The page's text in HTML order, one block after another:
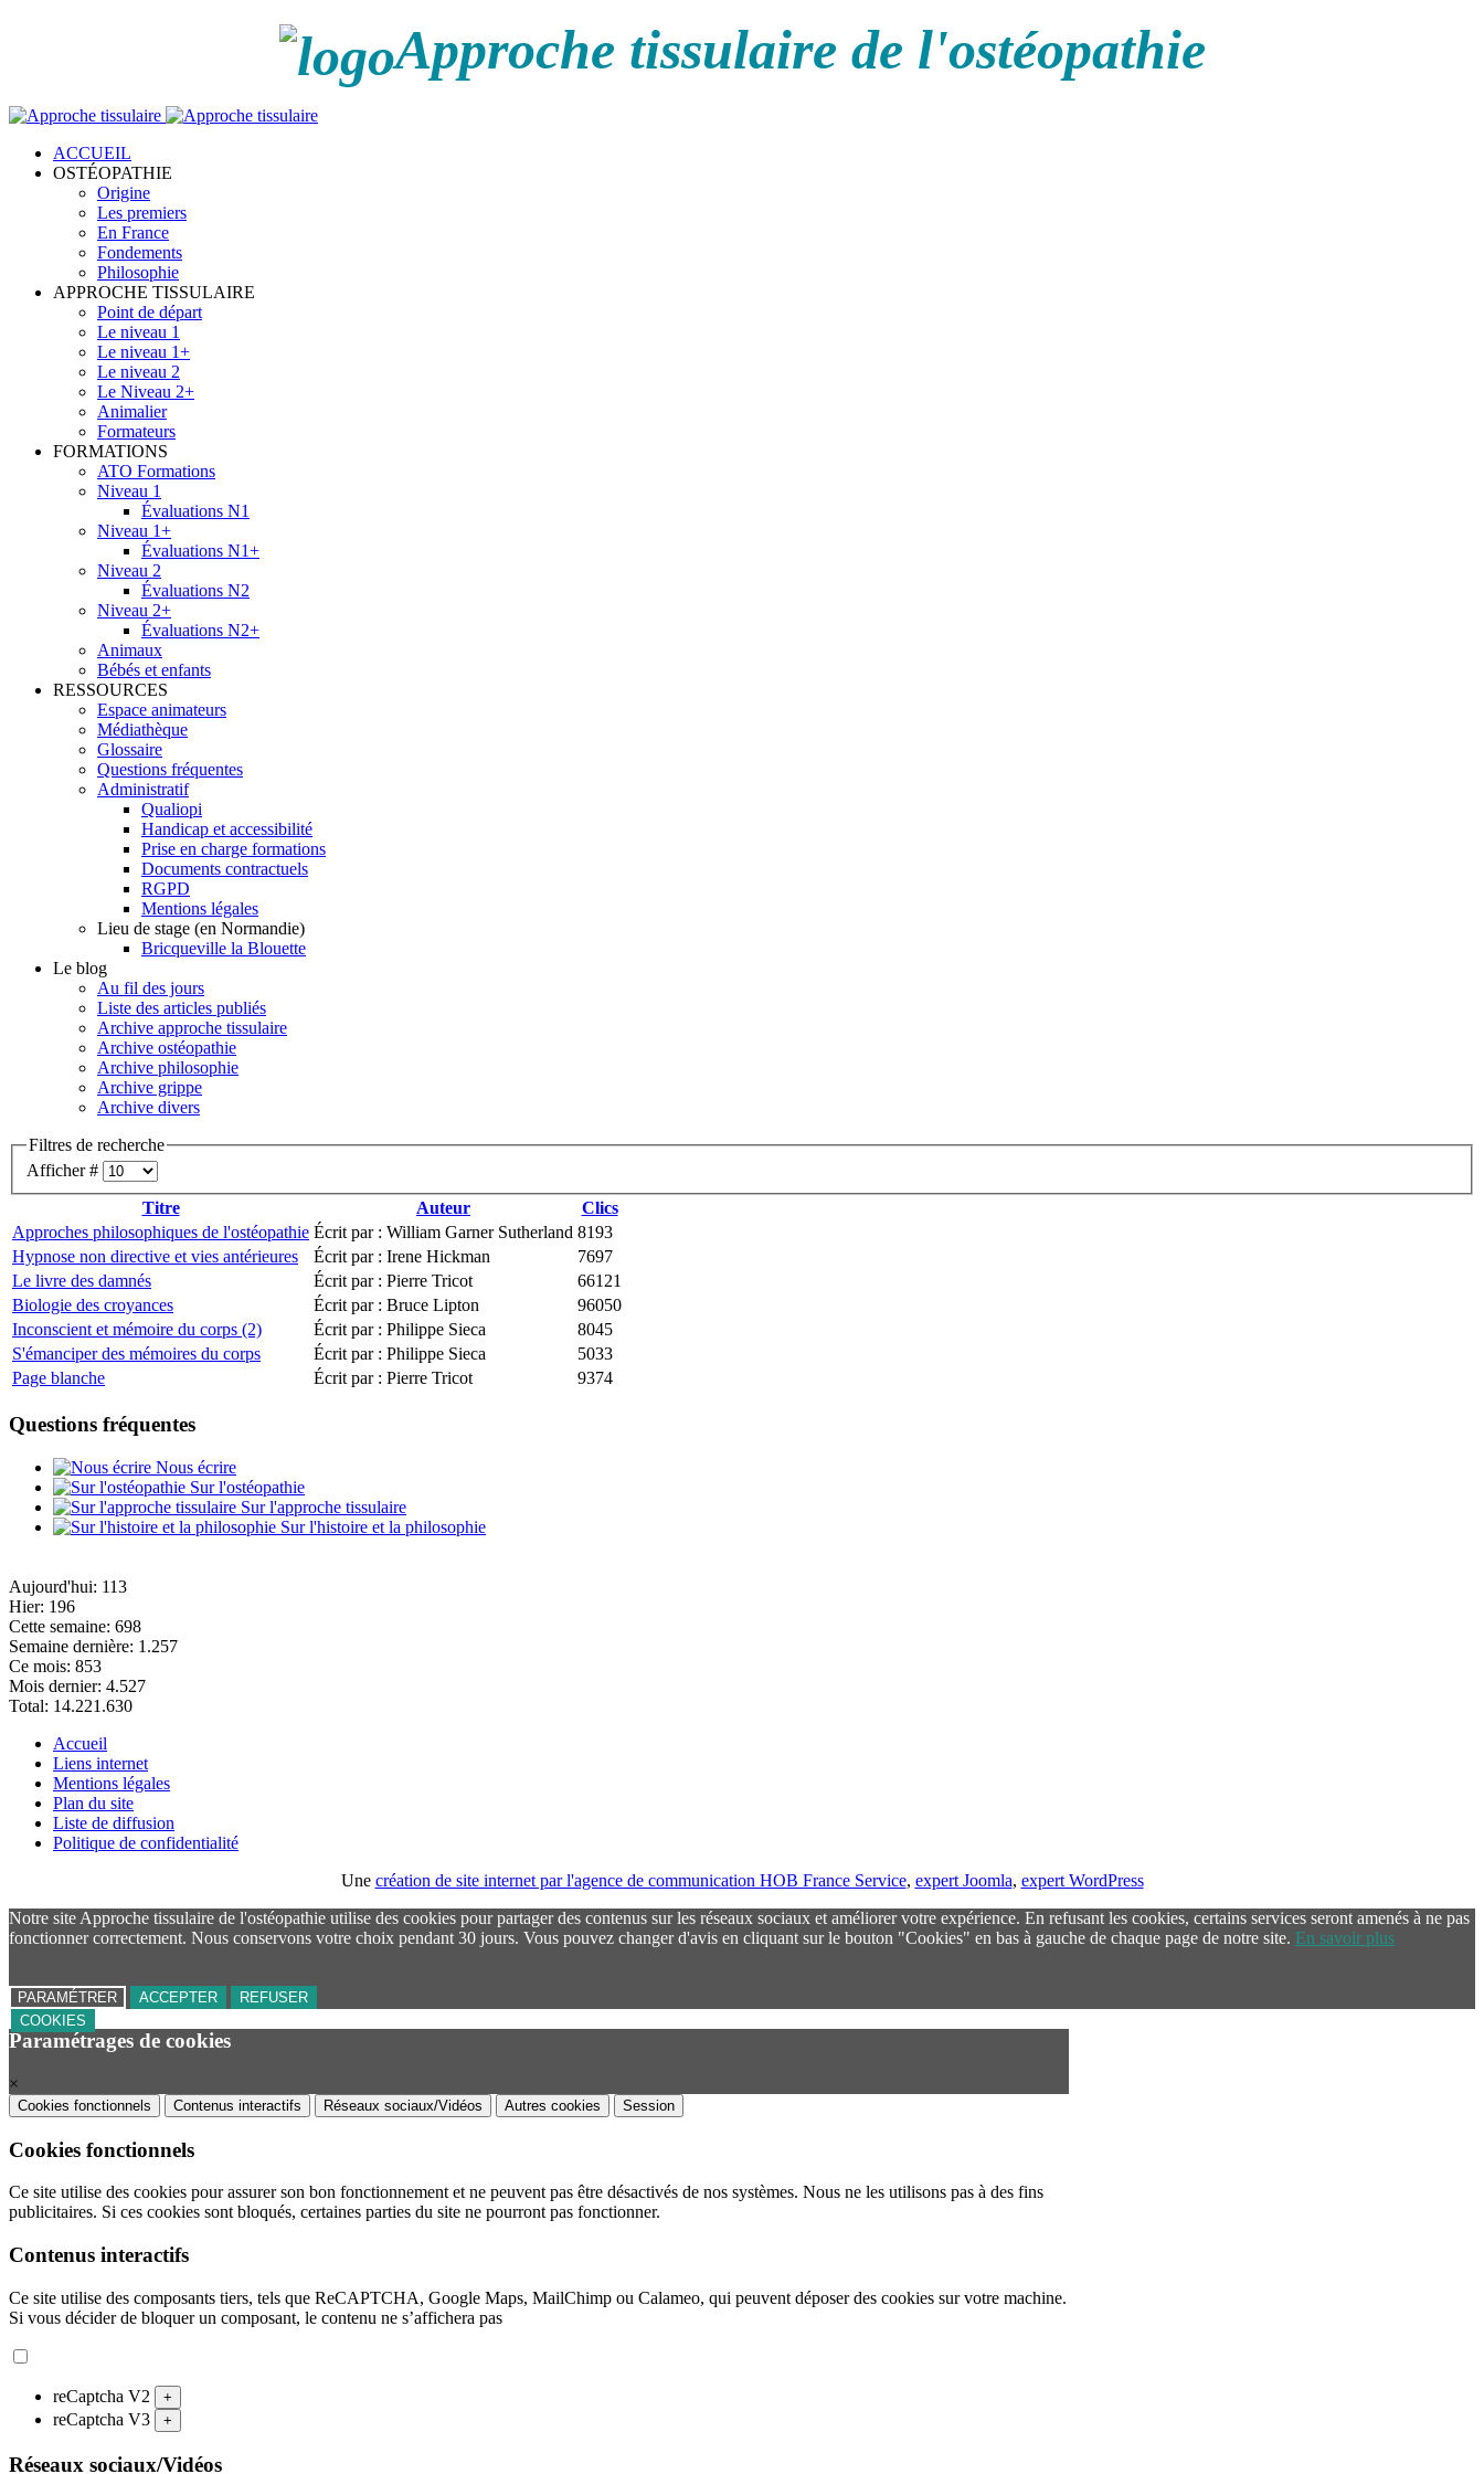
Approche tissulaire de l'ostéopathie
ACCUEIL
OSTÉOPATHIE
Origine
Les premiers
En France
Fondements
Philosophie
APPROCHE TISSULAIRE
Point de départ
Le niveau 1
Le niveau 1+
Le niveau 2
Le Niveau 2+
Animalier
Formateurs
FORMATIONS
ATO Formations
Niveau 1
Évaluations N1
Niveau 1+
Évaluations N1+
Niveau 2
Évaluations N2
Niveau 2+
Évaluations N2+
Animaux
Bébés et enfants
RESSOURCES
Espace animateurs
Médiathèque
Glossaire
Questions fréquentes
Administratif
Qualiopi
Handicap et accessibilité
Prise en charge formations
Documents contractuels
RGPD
Mentions légales
Lieu de stage (en Normandie)
Bricqueville la Blouette
Le blog
Au fil des jours
Liste des articles publiés
Archive approche tissulaire
Archive ostéopathie
Archive philosophie
Archive grippe
Archive divers
Filtres de recherche
Afficher #
Titre
Auteur
Clics
Approches philosophiques de l'ostéopathie Écrit par : William Garner Sutherland 8193
Hypnose non directive et vies antérieures
Écrit par : Irene Hickman
7697
Le livre des damnés
Écrit par : Pierre Tricot
66121
Biologie des croyances
Écrit par : Bruce Lipton
96050
Inconscient et mémoire du corps (2)
Écrit par : Philippe Sieca
8045
S'émanciper des mémoires du corps
Écrit par : Philippe Sieca
5033
Page blanche
Écrit par : Pierre Tricot 9374
Questions fréquentes
Nous écrire
Sur l'ostéopathie
Sur l'approche tissulaire
Sur l'histoire et la philosophie
Aujourd'hui: 113
Hier: 196
Cette semaine: 698
Semaine dernière: 1.257
Ce mois: 853
Mois dernier: 4.527
Total: 14.221.630
Accueil
Liens internet
Mentions légales
Plan du site
Liste de diffusion
Politique de confidentialité
Une création de site internet par l'agence de communication HOB France Service, expert Joomla, expert WordPress
Notre site Approche tissulaire de l'ostéopathie utilise des cookies pour partager des contenus sur les réseaux sociaux et améliorer votre expérience. En refusant les cookies, certains services seront amenés à ne pas
fonctionner correctement. Nous conservons votre choix pendant 30 jours. Vous pouvez changer d'avis en cliquant sur le bouton "Cookies" en bas à gauche de chaque page de notre site. En savoir plus
PARAMÉTRER ACCEPTER
REFUSER
COOKIES
Paramétrages de cookies
×
Cookies fonctionnels Contenus interactifs Réseaux sociaux/Vidéos Autres cookies Session
Cookies fonctionnels
Ce site utilise des cookies pour assurer son bon fonctionnement et ne peuvent pas être désactivés de nos systèmes. Nous ne les utilisons pas à des fins
publicitaires. Si ces cookies sont bloqués, certaines parties du site ne pourront pas fonctionner.
Contenus interactifs
Ce site utilise des composants tiers, tels que ReCAPTCHA, Google Maps, MailChimp ou Calameo, qui peuvent déposer des cookies sur votre machine.
Si vous décider de bloquer un composant, le contenu ne s’affichera pas
reCaptcha V2 +
reCaptcha V3 +
Réseaux sociaux/Vidéos